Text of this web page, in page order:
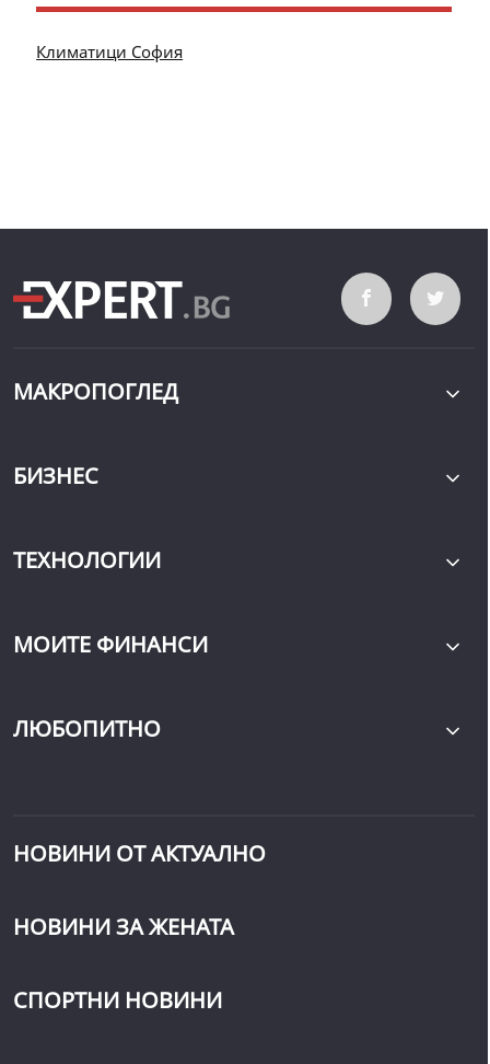
Климатици София
МАКРОПОГЛЕД
БИЗНЕС
ТЕХНОЛОГИИ
МОИТЕ ФИНАНСИ
ЛЮБОПИТНО
НОВИНИ ОТ АКТУАЛНО
НОВИНИ ЗА ЖЕНАТА
СПОРТНИ НОВИНИ